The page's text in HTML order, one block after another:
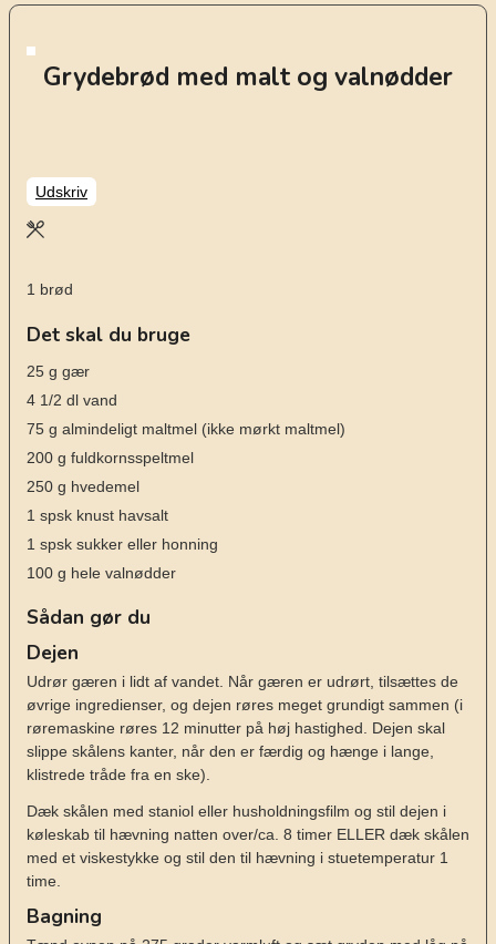
Grydebrød med malt og valnødder
Udskriv
1 brød
Det skal du bruge
25 g gær
4 1/2 dl vand
75 g almindeligt maltmel (ikke mørkt maltmel)
200 g fuldkornsspeltmel
250 g hvedemel
1 spsk knust havsalt
1 spsk sukker eller honning
100 g hele valnødder
Sådan gør du
Dejen
Udrør gæren i lidt af vandet. Når gæren er udrørt, tilsættes de
øvrige ingredienser, og dejen røres meget grundigt sammen (i
røremaskine røres 12 minutter på høj hastighed. Dejen skal
slippe skålens kanter, når den er færdig og hænge i lange,
klistrede tråde fra en ske).
Dæk skålen med staniol eller husholdningsfilm og stil dejen i
køleskab til hævning natten over/ca. 8 timer ELLER dæk skålen
med et viskestykke og stil den til hævning i stuetemperatur 1
time.
Bagning